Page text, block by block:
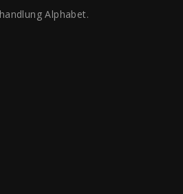
Alphabet.